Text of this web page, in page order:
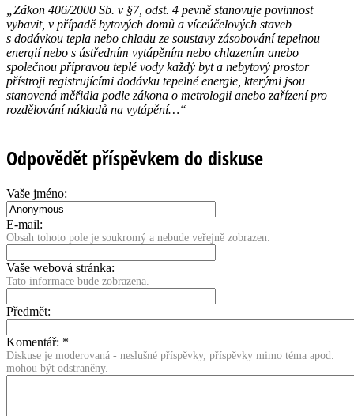
„Zákon 406/2000 Sb. v §7, odst. 4 pevně stanovuje povinnost
vybavit, v případě bytových domů a víceúčelových staveb
s dodávkou tepla nebo chladu ze soustavy zásobování tepelnou
energií nebo s ústředním vytápěním nebo chlazením anebo
společnou přípravou teplé vody každý byt a nebytový prostor
přístroji registrujícími dodávku tepelné energie, kterými jsou
stanovená měřidla podle zákona o metrologii anebo zařízení pro
rozdělování nákladů na vytápění…“
Odpovědět příspěvkem do diskuse
Vaše jméno:
E-mail:
Obsah tohoto pole je soukromý a nebude veřejně zobrazen.
Vaše webová stránka:
Tato informace bude zobrazena.
Předmět:
Komentář: *
Diskuse je moderovaná - neslušné příspěvky, příspěvky mimo téma apod.
mohou být odstraněny.